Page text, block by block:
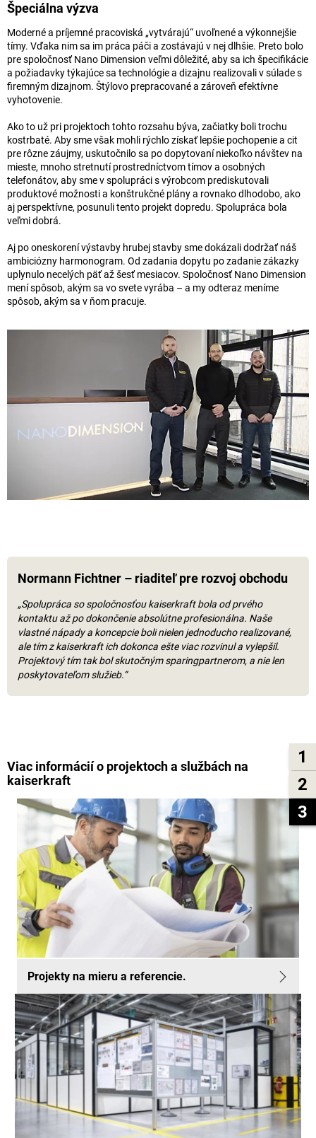
1
2
3
Špeciálna výzva
Moderné a príjemné pracoviská „vytvárajú“ uvoľnené a výkonnejšie
tímy. Vďaka nim sa im práca páči a zostávajú v nej dlhšie. Preto bolo
pre spoločnosť Nano Dimension veľmi dôležité, aby sa ich špecifikácie
a požiadavky týkajúce sa technológie a dizajnu realizovali v súlade s
firemným dizajnom. Štýlovo prepracované a zároveň efektívne
vyhotovenie.
Ako to už pri projektoch tohto rozsahu býva, začiatky boli trochu
kostrbaté. Aby sme však mohli rýchlo získať lepšie pochopenie a cit
pre rôzne záujmy, uskutočnilo sa po dopytovaní niekoľko návštev na
mieste, mnoho stretnutí prostredníctvom tímov a osobných
telefonátov, aby sme v spolupráci s výrobcom prediskutovali
produktové možnosti a konštrukčné plány a rovnako dlhodobo, ako
aj perspektívne, posunuli tento projekt dopredu. Spolupráca bola
veľmi dobrá.
Aj po oneskorení výstavby hrubej stavby sme dokázali dodržať náš
ambiciózny harmonogram. Od zadania dopytu po zadanie zákazky
uplynulo necelých päť až šesť mesiacov. Spoločnosť Nano Dimension
mení spôsob, akým sa vo svete vyrába – a my odteraz meníme
spôsob, akým sa v ňom pracuje.
Normann Fichtner – riaditeľ pre rozvoj obchodu
„Spolupráca so spoločnosťoukaiserkraftbola od prvého
kontaktu až po dokončenie absolútne profesionálna. Naše
vlastné nápady a koncepcie boli nielen jednoducho realizované,
ale tím zkaiserkraftich dokonca ešte viac rozvinul a vylepšil.
Projektový tím tak bol skutočným sparingpartnerom, a nie len
poskytovateľom služieb.“
Viac informácií o projektoch a službách na
kaiserkraft
Projekty na mieru a referencie.